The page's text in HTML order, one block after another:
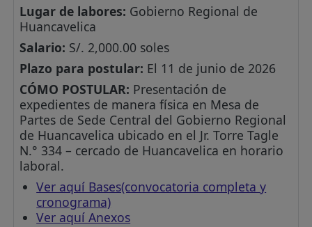
Lugar de labores: Gobierno Regional de
Huancavelica
Salario: S/. 2,000.00 soles
Plazo para postular: El 11 de junio de 2026
CÓMO POSTULAR: Presentación de
expedientes de manera física en Mesa de
Partes de Sede Central del Gobierno Regional
de Huancavelica ubicado en el Jr. Torre Tagle
N.° 334 – cercado de Huancavelica en horario
laboral.
Ver aquí Bases(convocatoria completa y
cronograma)
Ver aquí Anexos